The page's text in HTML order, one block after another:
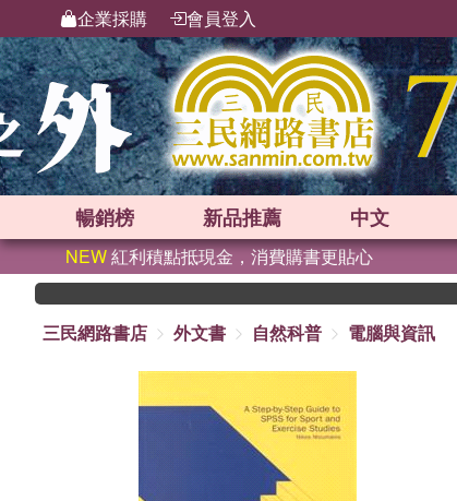
企業採購 會員登入
暢銷榜 新品推薦 中文
NEW紅利積點抵現金，消費購書更貼心
三民網路書店
外文書 自然科普 電腦與資訊